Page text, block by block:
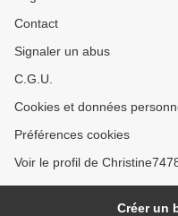
Contact
Signaler un abus
C.G.U.
Cookies et données
Préférences cookies
Voir le profil de
Créer un